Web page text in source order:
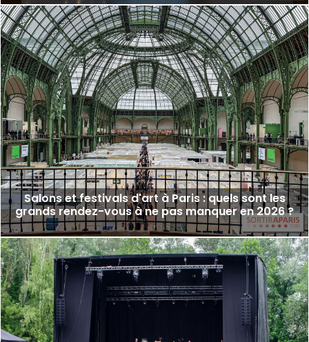
Salons et festivals d'art à Paris : quels sont les
grands rendez-vous à ne pas manquer en 2026 ?